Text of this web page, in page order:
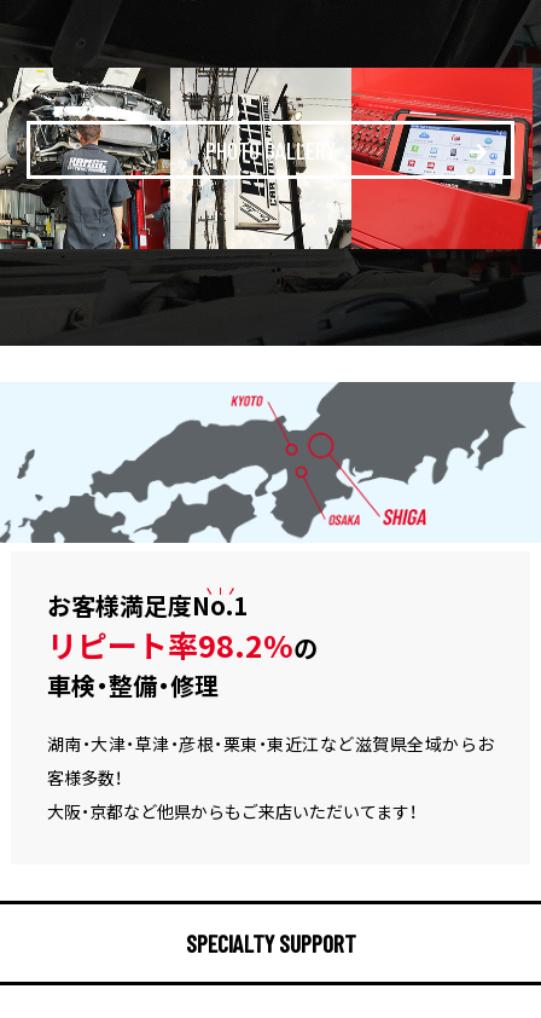
PHOTO GALLERY
お客様満足度No.1
リピート率98.2%の
車検・整備・修理
湖南・大津・草津・彦根・栗東・東近江など滋賀県全域からお
客様多数！
大阪・京都など他県からもご来店いただいてます！
SPECIALTY SUPPORT